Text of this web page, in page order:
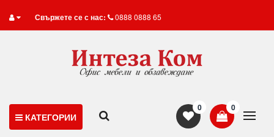
Свържете се с нас: 0888 0888 65
КАТЕГОРИИ
0
0